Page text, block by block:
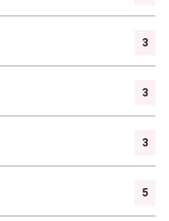
3
3
3
5